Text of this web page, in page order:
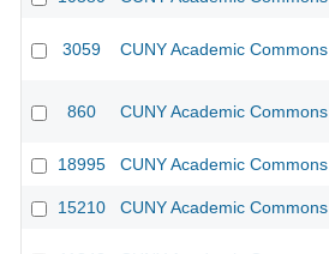
3059 CUNY Academic Commons
860 CUNY Academic Commons
18995 CUNY Academic Commons
15210 CUNY Academic Commons